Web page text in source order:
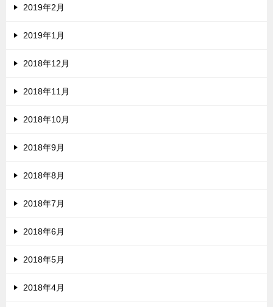
2019年2月
2019年1月
2018年12月
2018年11月
2018年10月
2018年9月
2018年8月
2018年7月
2018年6月
2018年5月
2018年4月